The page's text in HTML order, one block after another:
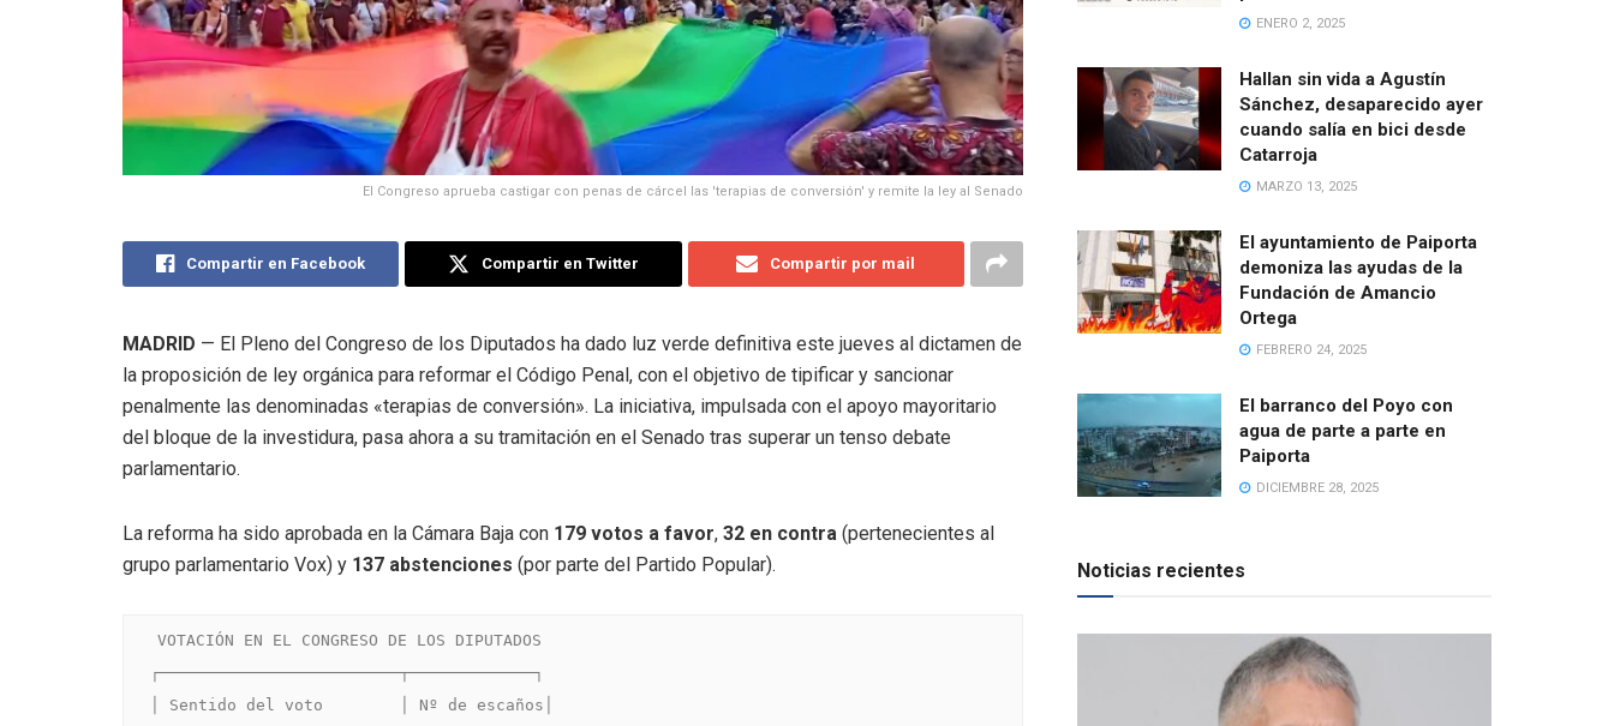
El Congreso aprueba castigar con penas de cárcel las 'terapias de conversión' y remite la ley al Senado
Compartir en Facebook Compartir en Twitter Compartir por mail
MADRID — El Pleno del Congreso de los Diputados ha dado luz verde definitiva este jueves al dictamen de
la proposición de ley orgánica para reformar el Código Penal, con el objetivo de tipificar y sancionar
penalmente las denominadas «terapias de conversión». La iniciativa, impulsada con el apoyo mayoritario
del bloque de la investidura, pasa ahora a su tramitación en el Senado tras superar un tenso debate
parlamentario.
La reforma ha sido aprobada en la Cámara Baja con 179 votos a favor, 32 en contra (pertenecientes al
grupo parlamentario Vox) y 137 abstenciones (por parte del Partido Popular).
VOTACIÓN EN EL CONGRESO DE LOS DIPUTADOS
┌─────────────────────────┬─────────────┐
│ Sentido del voto        │ Nº de escaños│
ENERO 2, 2025
Hallan sin vida a Agustín
Sánchez, desaparecido ayer
cuando salía en bici desde
Catarroja
MARZO 13, 2025
El ayuntamiento de Paiporta
demoniza las ayudas de la
Fundación de Amancio
Ortega
FEBRERO 24, 2025
El barranco del Poyo con
agua de parte a parte en
Paiporta
DICIEMBRE 28, 2025
Noticias recientes